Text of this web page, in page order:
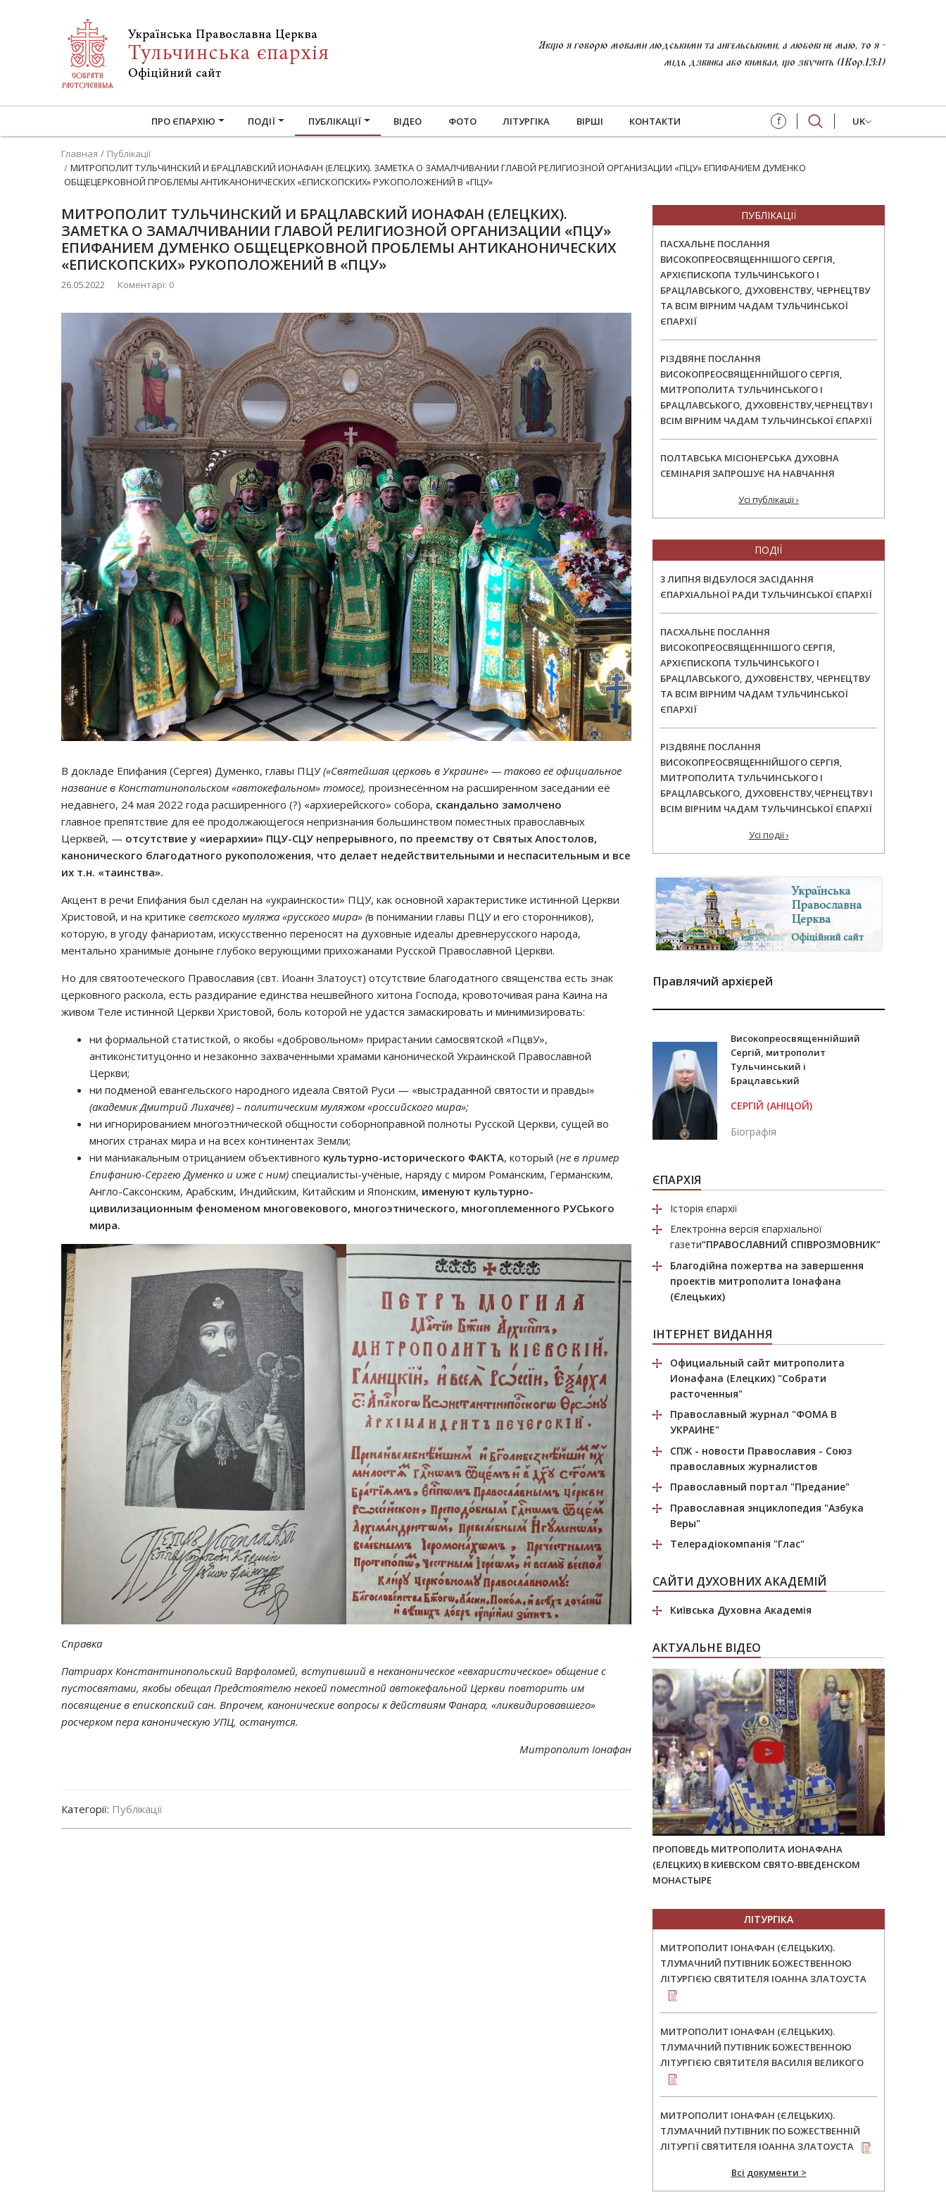
Якщо я говорю мовами людськими та ангельськими, а любові не маю, то я -
мідь дзвінка або кимвал, що звучить (1Кор.13:1)
ПРО ЄПАРХІЮ ПОДІЇ ПУБЛІКАЦІЇ ВІДЕО ФОТО ЛІТУРГІКА ВІРШІ КОНТАКТИ f UK
Главная
Публікації
МИТРОПОЛИТ ТУЛЬЧИНСКИЙ И БРАЦЛАВСКИЙ ИОНАФАН (ЕЛЕЦКИХ). ЗАМЕТКА О ЗАМАЛЧИВАНИИ ГЛАВОЙ РЕЛИГИОЗНОЙ ОРГАНИЗАЦИИ «ПЦУ» ЕПИФАНИЕМ ДУМЕНКО
ОБЩЕЦЕРКОВНОЙ ПРОБЛЕМЫ АНТИКАНОНИЧЕСКИХ «ЕПИСКОПСКИХ» РУКОПОЛОЖЕНИЙ В «ПЦУ»
МИТРОПОЛИТ ТУЛЬЧИНСКИЙ И БРАЦЛАВСКИЙ ИОНАФАН (ЕЛЕЦКИХ).
ЗАМЕТКА О ЗАМАЛЧИВАНИИ ГЛАВОЙ РЕЛИГИОЗНОЙ ОРГАНИЗАЦИИ «ПЦУ»
ЕПИФАНИЕМ ДУМЕНКО ОБЩЕЦЕРКОВНОЙ ПРОБЛЕМЫ АНТИКАНОНИЧЕСКИХ
«ЕПИСКОПСКИХ» РУКОПОЛОЖЕНИЙ В «ПЦУ»
26.05.2022 Коментарі: 0
В докладе Епифания (Сергея) Думенко, главы ПЦУ(«Святейшая церковь в Украине» — таково её официальное
название в Констатинопольском «автокефальном» томосе), произнесённом на расширенном заседании её
недавнего, 24 мая 2022 года расширенного (?) «архиерейского» собора, скандально замолчено
главное препятствие для её продолжающегося непризнания большинством поместных православных
Церквей, — отсутствие у «иерархии» ПЦУ-СЦУ непрерывного, по преемству от Святых Апостолов,
канонического благодатного рукоположения, что делает недействительными и неспасительным и все
их т.н. «таинства».
Акцент в речи Епифания был сделан на «украинскости» ПЦУ, как основной характеристике истинной Церкви
Христовой, и на критике светского муляжа «русского мира» (в понимании главы ПЦУ и его сторонников),
которую, в угоду фанариотам, искусственно переносят на духовные идеалы древнерусского народа,
ментально хранимые доныне глубоко верующими прихожанами Русской Православной Церкви.
Но для святоотеческого Православия (свт. Иоанн Златоуст) отсутствие благодатного священства есть знак
церковного раскола, есть раздирание единства нешвейного хитона Господа, кровоточивая рана Каина на
живом Теле истинной Церкви Христовой, боль которой не удастся замаскировать и минимизировать:
ни формальной статисткой, о якобы «добровольном» прирастании самосвятской «ПцвУ»,
антиконституцонно и незаконно захваченными храмами канонической Украинской Православной
Церкви;
ни подменой евангельского народного идеала Cвятой Руси — «выстраданной святости и правды»
(академик Дмитрий Лихачёв) – политическим муляжом «российского мира»;
ни игнорированием многоэтнической общности соборноправной полноты Русской Церкви, сущей во
многих странах мира и на всех континентах Земли;
ни маниакальным отрицанием объективного культурно-исторического ФАКТА, который (не в пример
Епифанию-Сергею Думенко и иже с ним) специалисты-учёные, наряду с миром Романским, Германским,
Англо-Саксонским, Арабским, Индийским, Китайским и Японским, именуют культурно-
цивилизационным феноменом многовекового, многоэтнического, многоплеменного РУСЬкого
мира.
Справка
Патриарх Константинопольский Варфоломей, вступивший в неканоническое «евхаристическое» общение с
пустосвятами, якобы обещал Предстоятелю некоей поместной автокефальной Церкви повторить им
посвящение в епископский сан. Впрочем, канонические вопросы к действиям Фанара, «ликвидировавшего»
росчерком пера каноническую УПЦ, останутся.
Митрополит Іонафан
Категорії: Публікації
ПУБЛІКАЦІЇ
ПАСХАЛЬНЕ ПОСЛАННЯ
ВИСОКОПРЕОСВЯЩЕННІШОГО СЕРГІЯ,
АРХІЄПИСКОПА ТУЛЬЧИНСЬКОГО І
БРАЦЛАВСЬКОГО, ДУХОВЕНСТВУ, ЧЕРНЕЦТВУ
ТА ВСІМ ВІРНИМ ЧАДАМ ТУЛЬЧИНСЬКОЇ
ЄПАРХІЇ
РІЗДВЯНЕ ПОСЛАННЯ
ВИСОКОПРЕОСВЯЩЕННІЙШОГО СЕРГІЯ,
МИТРОПОЛИТА ТУЛЬЧИНСЬКОГО І
БРАЦЛАВСЬКОГО, ДУХОВЕНСТВУ,ЧЕРНЕЦТВУ І
ВСІМ ВІРНИМ ЧАДАМ ТУЛЬЧИНСЬКОЇ ЄПАРХІЇ
ПОЛТАВСЬКА МІСІОНЕРСЬКА ДУХОВНА
СЕМІНАРІЯ ЗАПРОШУЄ НА НАВЧАННЯ
Усі публікації ›
ПОДІЇ
3 ЛИПНЯ ВІДБУЛОСЯ ЗАСІДАННЯ
ЄПАРХІАЛЬНОЇ РАДИ ТУЛЬЧИНСЬКОЇ ЄПАРХІЇ
ПАСХАЛЬНЕ ПОСЛАННЯ
ВИСОКОПРЕОСВЯЩЕННІШОГО СЕРГІЯ,
АРХІЄПИСКОПА ТУЛЬЧИНСЬКОГО І
БРАЦЛАВСЬКОГО, ДУХОВЕНСТВУ, ЧЕРНЕЦТВУ
ТА ВСІМ ВІРНИМ ЧАДАМ ТУЛЬЧИНСЬКОЇ
ЄПАРХІЇ
РІЗДВЯНЕ ПОСЛАННЯ
ВИСОКОПРЕОСВЯЩЕННІЙШОГО СЕРГІЯ,
МИТРОПОЛИТА ТУЛЬЧИНСЬКОГО І
БРАЦЛАВСЬКОГО, ДУХОВЕНСТВУ,ЧЕРНЕЦТВУ І
ВСІМ ВІРНИМ ЧАДАМ ТУЛЬЧИНСЬКОЇ ЄПАРХІЇ
Усі події ›
Правлячий архієрей
Високопреосвященнійший
Сергій, митрополит
Тульчинський і
Брацлавський
СЕРГІЙ (АНІЦОЙ)
Біографія
ЄПАРХІЯ
Історія єпархії
Електронна версія єпархіальної
газети“ПРАВОСЛАВНИЙ СПІВРОЗМОВНИК”
Благодійна пожертва на завершення
проектів митрополита Іонафана
(Єлецьких)
ІНТЕРНЕТ ВИДАННЯ
Официальный сайт митрополита
Ионафана (Елецких) "Собрати
расточенныя"
Православный журнал "ФОМА В
УКРАИНЕ"
СПЖ - новости Православия - Союз
православных журналистов
Православный портал "Предание"
Православная энциклопедия "Азбука
Веры"
Телерадіокомпанія "Глас"
САЙТИ ДУХОВНИХ АКАДЕМІЙ
Київська Духовна Академія
АКТУАЛЬНЕ ВІДЕО
ПРОПОВЕДЬ МИТРОПОЛИТА ИОНАФАНА
(ЕЛЕЦКИХ) В КИЕВСКОМ СВЯТО-ВВЕДЕНСКОМ
МОНАСТЫРЕ
ЛІТУРГІКА
МИТРОПОЛИТ ІОНАФАН (ЄЛЕЦЬКИХ).
ТЛУМАЧНИЙ ПУТІВНИК БОЖЕСТВЕННОЮ
ЛІТУРГІЄЮ СВЯТИТЕЛЯ ІОАННА ЗЛАТОУСТА
МИТРОПОЛИТ ІОНАФАН (ЄЛЕЦЬКИХ).
ТЛУМАЧНИЙ ПУТІВНИК БОЖЕСТВЕННОЮ
ЛІТУРГІЄЮ СВЯТИТЕЛЯ ВАСИЛІЯ ВЕЛИКОГО
МИТРОПОЛИТ ІОНАФАН (ЄЛЕЦЬКИХ).
ТЛУМАЧНИЙ ПУТІВНИК ПО БОЖЕСТВЕННІЙ
ЛІТУРГІЇ СВЯТИТЕЛЯ ІОАННА ЗЛАТОУСТА
Всі документи >